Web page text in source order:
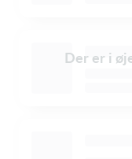
Der er i